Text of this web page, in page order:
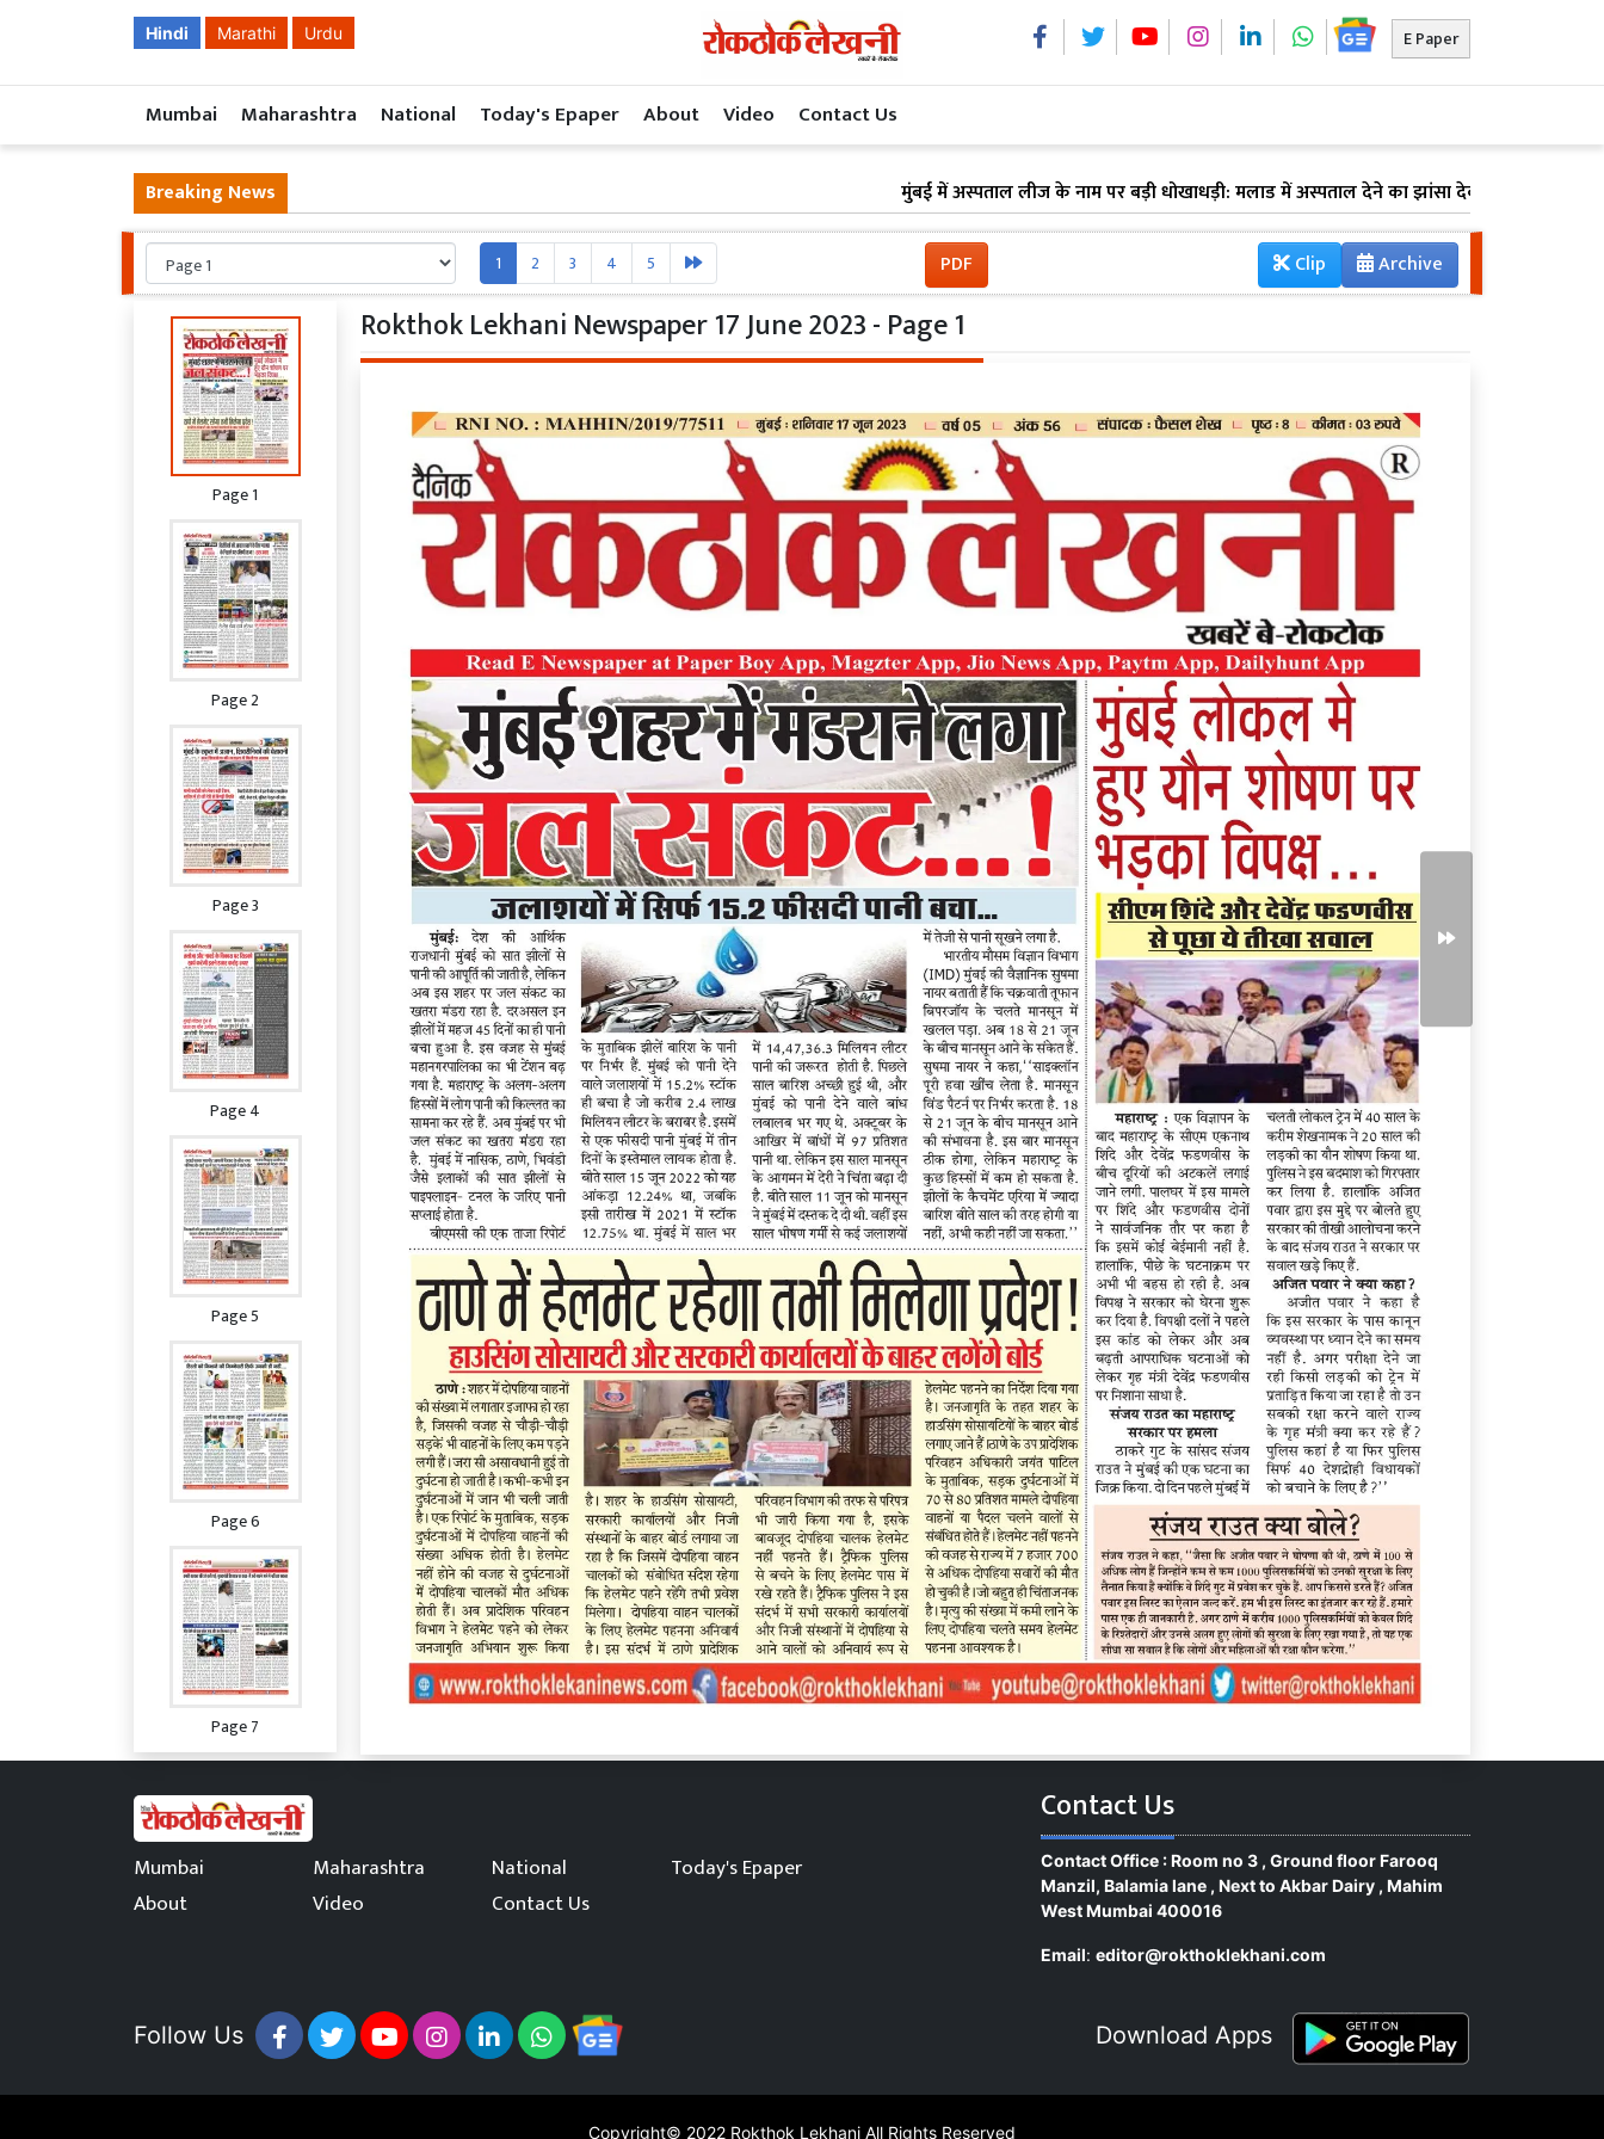
Hindi Marathi Urdu E Paper
Mumbai Maharashtra National Today's Epaper About Video Contact Us
Breaking News मुंबई में अस्पताल लीज के नाम पर बड़ी धोखाधड़ी: मलाड में अस्पताल देने का झांसा देकर 6 डॉक्टरों से ₹40 लाख
1 2 3 4 5 PDF Archive
Clip
Page 1
Page 2
Page 3
Page 4
Page 5
Page 6
Page 7
Rokthok Lekhani Newspaper 17 June 2023 - Page 1
Mumbai Maharashtra National
Today's Epaper
About
Video Contact Us
Contact Us
Contact Office : Room no 3 , Ground floor Farooq
Manzil, Balamia lane , Next to Akbar Dairy , Mahim
West Mumbai 400016
Email: editor@rokthoklekhani.com
Download Apps
Copyright© 2022 Rokthok Lekhani All Rights Reserved